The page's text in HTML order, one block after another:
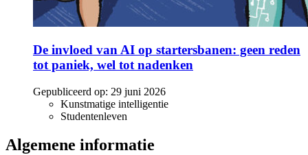
De invloed van AI op startersbanen: geen reden
tot paniek, wel tot nadenken
Gepubliceerd op: 29 juni 2026
Kunstmatige intelligentie
Studentenleven
Algemene informatie